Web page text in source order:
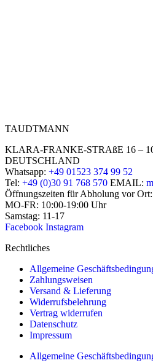
TAUDTMANN
KLARA-FRANKE-STRAßE 16 –
DEUTSCHLAND
Whatsapp: +49 01523 374 99 52
Tel: +49 (0)30 91 768 570 EMAIL:
Öffnungszeiten für Abholung vor Ort:
MO-FR: 10:00-19:00 Uhr
Samstag: 11-17
Facebook Instagram
Rechtliches
Allgemeine
Zahlungsweisen
Versand & Lieferung
Widerrufsbelehrung
Vertrag widerrufen
Datenschutz
Impressum
Allgemeine